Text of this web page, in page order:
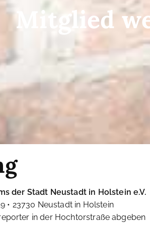
Mitglied
der Stadt Neustadt in Holstein e.V.
• 23730 Neustadt in Holstein
in der Hochtorstraße abgeben